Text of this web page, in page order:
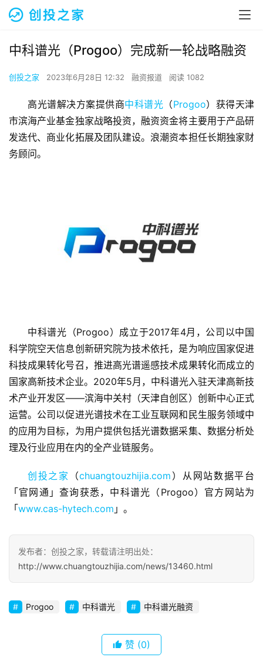
首
页
融
资
报
商
业
察
初
创
业
投稿
中科谱光（Progoo）完成新一轮战略融资
创投之家 2023年6月28日 12:32 融资报道 阅读 1082
高光谱解决方案提供商中科谱光 （Progoo）获得天津
市滨海产业基金独家战略投资，融资资金将主要用于产品研
发迭代、商业化拓展及团队建设。浪潮资本担任长期独家财
务顾问。
中科谱光（Progoo）成立于2017年4月，公司以中国
科学院空天信息创新研究院为技术依托，是为响应国家促进
科技成果转化号召，推进高光谱遥感技术成果转化而成立的
国家高新技术企业。2020年5月，中科谱光入驻天津高新技
术产业开发区——滨海中关村（天津自创区）创新中心正式
运营。公司以促进光谱技术在工业互联网和民生服务领域中
的应用为目标，为用户提供包括光谱数据采集、数据分析处
理及行业应用在内的全产业链服务。
创投之家 （chuangtouzhijia.com ）从网站数据平台
「官网通」查询获悉，中科谱光（Progoo）官方网站为
「www.cas-hytech.com 」。
发布者：创投之家，转载请注明出处：
http://www.chuangtouzhijia.com/news/13460.html
Progoo 中科谱光 中科谱光融资
赞 (0)